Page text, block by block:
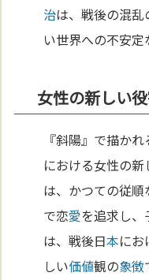
治は、戦後の混乱
い世界への不安定
女性の新しい
『斜陽』で描か
における女性の新
は、かつての従
で恋愛を追求し
は、戦後日本に
しい価値観の象徴